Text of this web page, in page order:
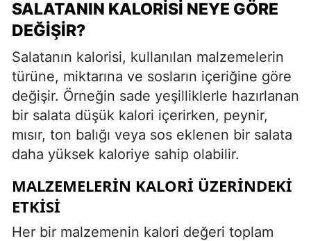
SALATANIN KALORISI NEYE GÖRE
DEĞIŞIR?
Salatanın kalorisi, kullanılan malzemelerin
türüne, miktarına ve sosların içeriğine göre
değişir. Örneğin sade yeşilliklerle hazırlanan
bir salata düşük kalori içerirken, peynir,
mısır, ton balığı veya sos eklenen bir salata
daha yüksek kaloriye sahip olabilir.
MALZEMELERIN KALORI ÜZERINDEKI
ETKISI
Her bir malzemenin kalori değeri toplam